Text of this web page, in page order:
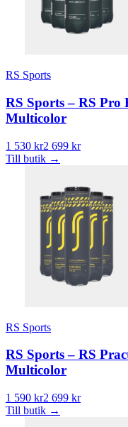
RS Sports
RS Sports – RS Pro
Multicolor
1 530 kr2 699 kr
Till butik →
RS Sports
RS Sports – RS
Multicolor
1 590 kr2 699 kr
Till butik →